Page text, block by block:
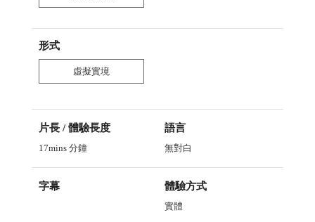
形式
虛擬實境
片長 / 體驗長度
17mins 分鐘
語言
無對白
字幕 體驗方式
實體